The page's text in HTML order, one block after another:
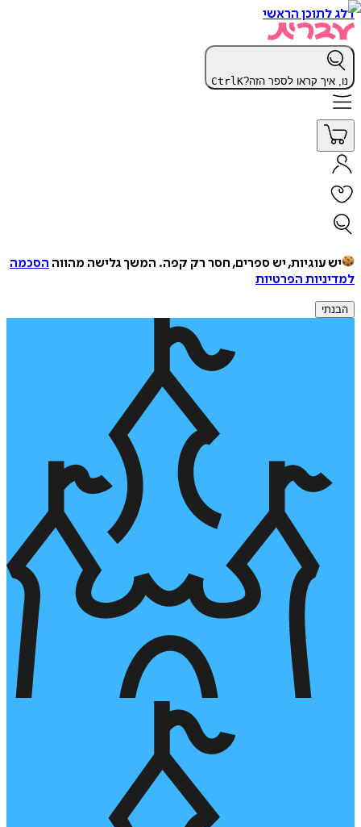
דלג לתוכן הראשי
נו, איך קראו לספר הזה? CtrlK
יש עוגיות, יש ספרים, חסר רק קפה. המשך גלישה מהווה הסכמה
למדיניות הפרטיות
הבנתי